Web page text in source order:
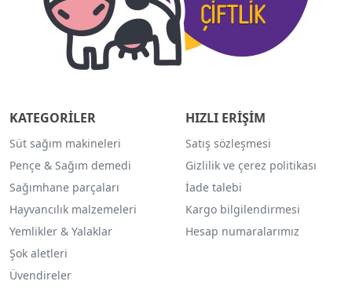
KATEGORİLER
Süt sağım makineleri
Pençe & Sağım demedi
Sağımhane parçaları
Hayvancılık malzemeleri
Yemlikler & Yalaklar
Şok aletleri
Üvendireler
HIZLI ERİŞİM
Satış sözleşmesi
Gizlilik ve çerez politikası
İade talebi
Kargo bilgilendirmesi
Hesap numaralarımız